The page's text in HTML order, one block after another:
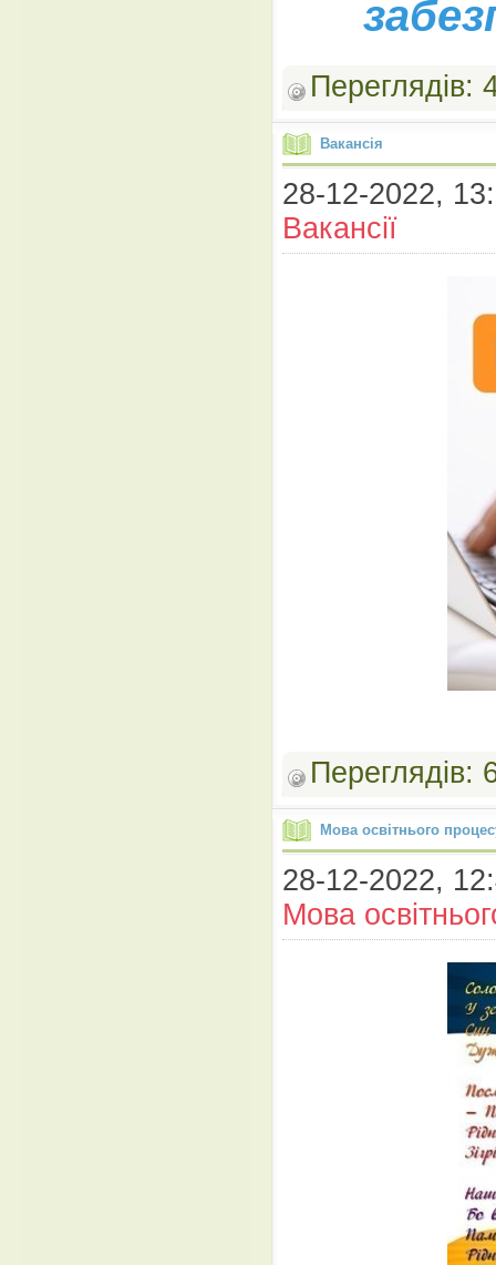
Вакансія
28-12-2022,
Вакансії
Мова освітнього
28-12-2022,
Мова